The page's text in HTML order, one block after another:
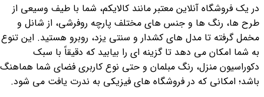
در یک فروشگاه آنلاین معتبر مانند کالایکم، شما با طیف وسیعی از
طرح ها، رنگ ها و جنس های مختلف پارچه روفرشی، از شانل و
مخمل گرفته تا مدل های کشدار و سنتی یزد، روبرو هستید. این تنوع
به شما امکان می دهد تا گزینه ای را بیابید که دقیقاً با سبک
دکوراسیون منزل، رنگ مبلمان و حتی نوع کاربری فضای شما هماهنگ
باشد؛ امکانی که در فروشگاه های فیزیکی به ندرت یافت می شود.